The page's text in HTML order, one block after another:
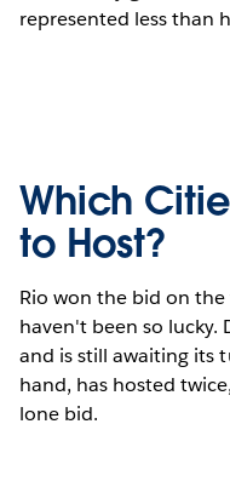
represented less than
Which
to Host?
Rio won the bid on
haven't been so lucky.
and is still awaiting its
hand, has hosted
lone bid.